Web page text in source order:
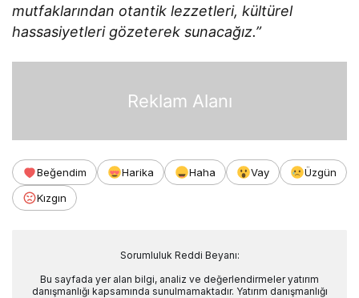
mutfaklarından otantik lezzetleri, kültürel
hassasiyetleri gözeterek sunacağız.”
Reklam Alanı
Beğendim Harika Haha Vay
Üzgün
Kızgın
Sorumluluk Reddi Beyanı:
Bu sayfada yer alan bilgi, analiz ve değerlendirmeler yatırım
danışmanlığı kapsamında sunulmamaktadır. Yatırım danışmanlığı